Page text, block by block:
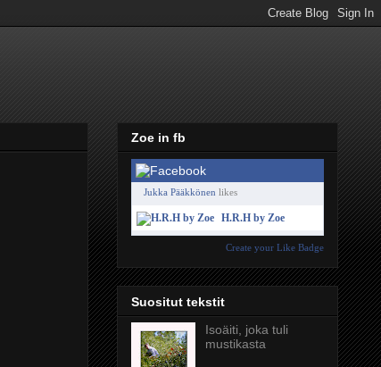
Zoe in fb
Jukka Pääkkönen likes
H.R.H by Zoe
Create your Like Badge
Suositut tekstit
Isoäiti, joka tuli
mustikasta